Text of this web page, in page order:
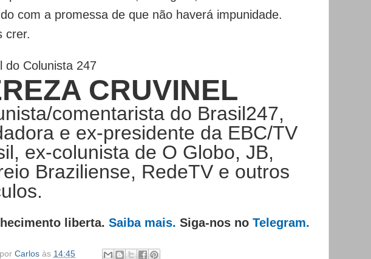
com a promessa de que não haverá impunidade.
crer.
CRUVINEL
comentarista do Brasil247,
e ex-presidente da EBC/TV
ex-colunista de O Globo, JB,
Braziliense, RedeTV e outros
liberta. Saiba mais. Siga-nos no Telegram.
Carlos às 14:45